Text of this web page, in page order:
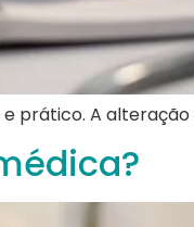
prático. A